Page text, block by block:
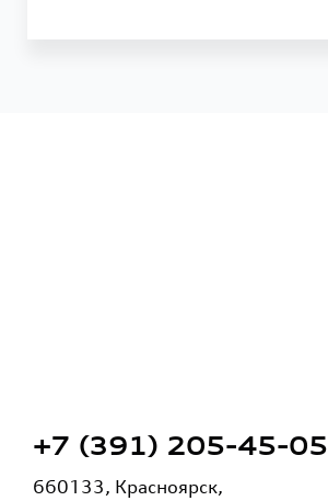
+7 (391) 205-45-05
660133, Красноярск,